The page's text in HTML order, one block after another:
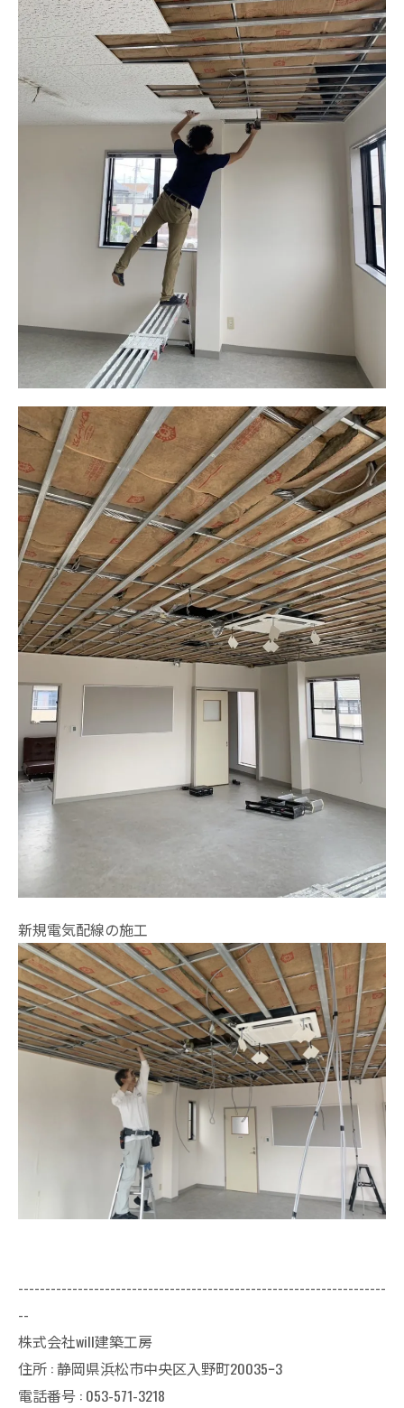
新規電気配線の施工
--------------------------------------------------------------------
--
株式会社will建築工房
住所 : 静岡県浜松市中央区入野町20035ｰ3
電話番号 : 053-571-3218